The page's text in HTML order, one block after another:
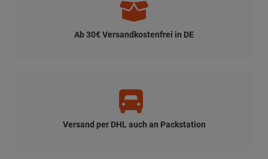
Ab 30€ Versandkostenfrei in DE
Versand per DHL auch an Packstation